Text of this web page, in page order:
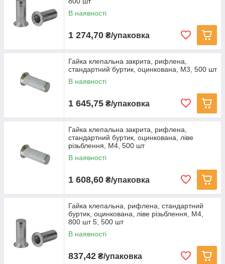
В наявності
1 274,70 ₴/упаковка
Гайка клепальна закрита, рифлена,
стандартний буртик, оцинкована, M3, 500 шт
В наявності
1 645,75 ₴/упаковка
Гайка клепальна закрита, рифлена,
стандартний буртик, оцинкована, ліве
різьблення, M4, 500 шт
В наявності
1 608,60 ₴/упаковка
Гайка клепальна, рифлена, стандартний
буртик, оцинкована, ліве різьблення, M4,
800 шт 5, 500 шт
В наявності
837,42 ₴/упаковка